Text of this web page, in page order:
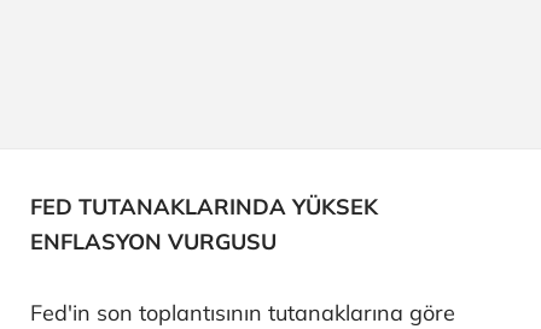
FED TUTANAKLARINDA YÜKSEK
ENFLASYON VURGUSU
Fed'in son toplantısının tutanaklarına göre